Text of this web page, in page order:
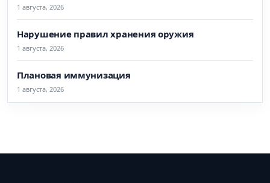
1 августа, 2026
Нарушение правил хранения оружия
1 августа, 2026
Плановая иммунизация
1 августа, 2026